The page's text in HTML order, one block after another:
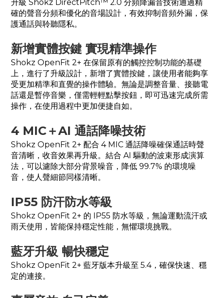
升級 Shokz DirectPitch™ 2.0 分頻降漏音技術通過精
確的聲音分頻和優化的音場設計，有效抑制音頻外漏，保
護通話與聆聽隱私。
新增實體按鍵 實現精準操作
Shokz OpenFit 2+ 在保留原有的觸控控制功能的基礎
上，進行了升級設計，新增了實體按鍵，讓使用者能夠享
受更加精準和直覺的操作體驗。無論是調整音量、接聽電
話還是暫停音樂，僅需輕輕點擊按鈕，即可迅速完成所需
操作，在使用過程中更加便捷自如。
4 MIC＋AI 通話降噪技術
Shokz OpenFit 2+ 配合 4 MIC 通話降噪確保通話時聲
音清晰，收音效果再升級。結合 AI 驅動的波束形成演算
法，可以濾除大部分背景噪音，降低 99.7% 的環境噪
音，使人聲細節同樣清晰。
IP55 防汗防水等級
Shokz OpenFit 2+ 的 IP55 防水等級，無論運動流汗或
雨天使用，皆能保持穩定性能，無懼環境挑戰。
藍牙升級 暢快穩定
Shokz OpenFit 2+ 藍牙版本升級至 5.4，確保快速、穩
定的連接。